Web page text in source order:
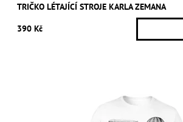
TRIČKO LÉTAJÍCÍ STROJE KARLA ZEMANA
390 Kč